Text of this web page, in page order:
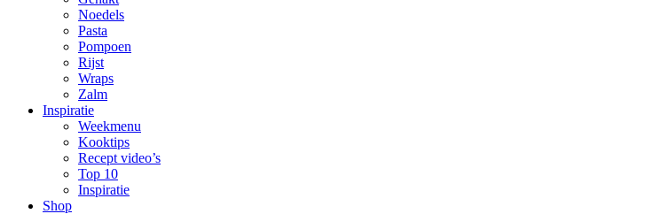
Noedels
Pasta
Pompoen
Rijst
Wraps
Zalm
Inspiratie
Weekmenu
Kooktips
Recept video’s
Top 10
Inspiratie
Shop